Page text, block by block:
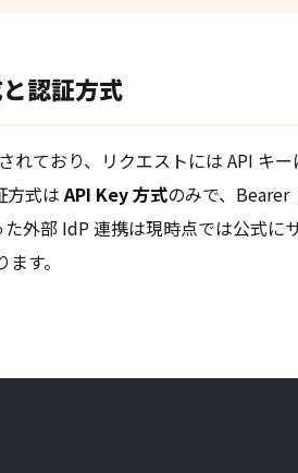
認証方式
れており、リクエストには API キー
方式は API Key 方式のみで、Bearer
外部 IdP 連携は現時点では公式に
す。